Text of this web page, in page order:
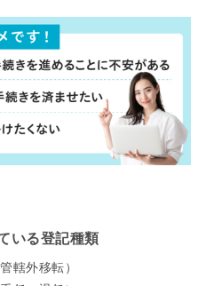
いる登記種類
轄外移転）